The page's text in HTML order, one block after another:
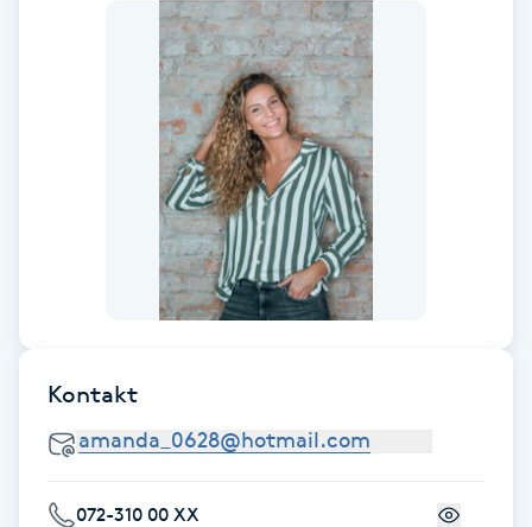
Gellack med förstärkning
Gruppträning
Gua Sha-massage
Kontakt
072-310 00 XX